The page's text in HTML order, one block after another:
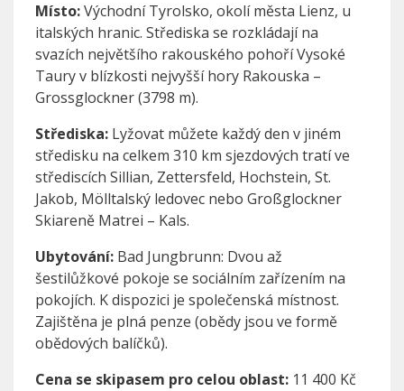
Místo:Východní Tyrolsko, okolí města Lienz, u
italských hranic. Střediska se rozkládají na
svazích největšího rakouského pohoří Vysoké
Taury v blízkosti nejvyšší hory Rakouska –
Grossglockner (3798 m).
Střediska: Lyžovat můžete každý den v jiném
středisku na celkem 310 km sjezdových tratí ve
střediscích Sillian, Zettersfeld, Hochstein, St.
Jakob, Mölltalský ledovec nebo Großglockner
Skiareně Matrei – Kals.
Ubytování: Bad Jungbrunn: Dvou až
šestilůžkové pokoje se sociálním zařízením na
pokojích. K dispozici je společenská místnost.
Zajištěna je plná penze (obědy jsou ve formě
obědových balíčků).
Cena se skipasem pro celou oblast: 11 400 Kč